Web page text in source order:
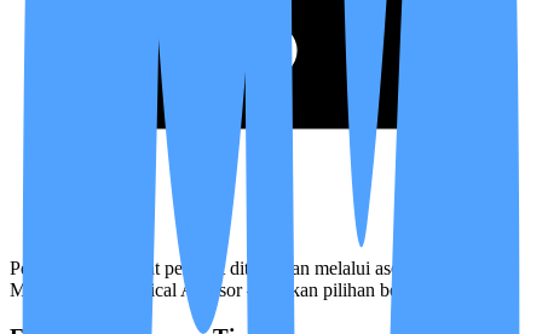
Penempatan tingkat perawat ditentukan melalui asesmen Case
Manager dan Medical Advisor — bukan pilihan bebas.